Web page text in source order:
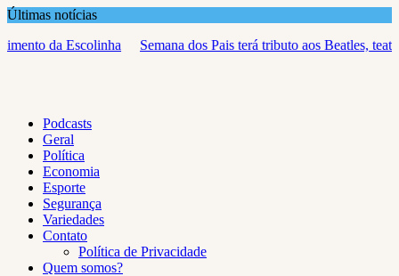
Skip
content
Últimas notícias
Semana dos Pais terá tributo aos Beatles, teatro, xadrez e atrações
Podcasts
Geral
Política
Economia
Esporte
Segurança
Variedades
Contato
Política de Privacidade
Quem somos?